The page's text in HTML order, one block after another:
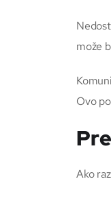
može
Ovo
Ako